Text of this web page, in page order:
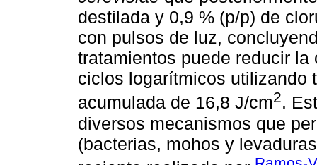
destilada y 0,9 % (p/p) de
con pulsos de luz,
tratamientos puede reducir
ciclos logarítmicos utilizando
acumulada de 16,8 J/cm2.
diversos mecanismos que
(bacterias, mohos y